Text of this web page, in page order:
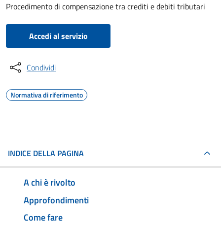
Procedimento di compensazione tra crediti e debiti tributari
Accedi al servizio
Condividi
Normativa di riferimento
INDICE DELLA PAGINA
A chi è rivolto
Approfondimenti
Come fare